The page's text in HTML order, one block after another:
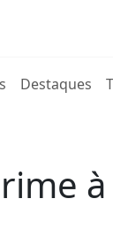
Destaques
à